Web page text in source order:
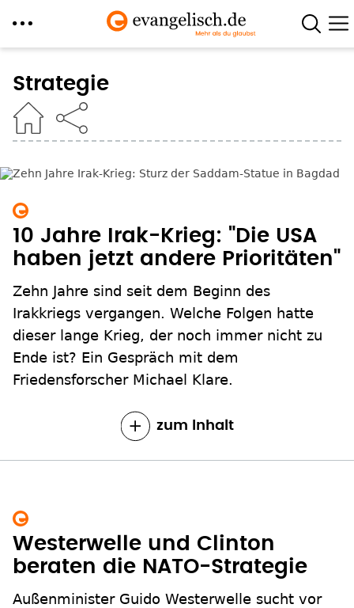
zum
Inhalt
Strategie
10 Jahre Irak-Krieg: "Die USA
haben jetzt andere Prioritäten"
Zehn Jahre sind seit dem Beginn des
Irakkriegs vergangen. Welche Folgen hatte
dieser lange Krieg, der noch immer nicht zu
Ende ist? Ein Gespräch mit dem
Friedensforscher Michael Klare.
zum Inhalt
Westerwelle und Clinton
beraten die NATO-Strategie
Außenminister Guido Westerwelle sucht vor